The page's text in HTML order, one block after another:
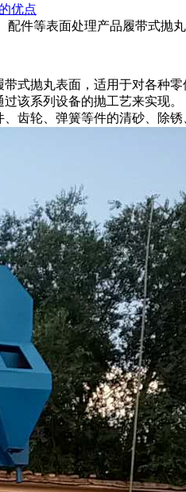
优点
件等表面处理产品履带式
式抛丸表面，适用于对各种
该系列设备的抛工艺来实现
冲压件、齿轮、弹簧等